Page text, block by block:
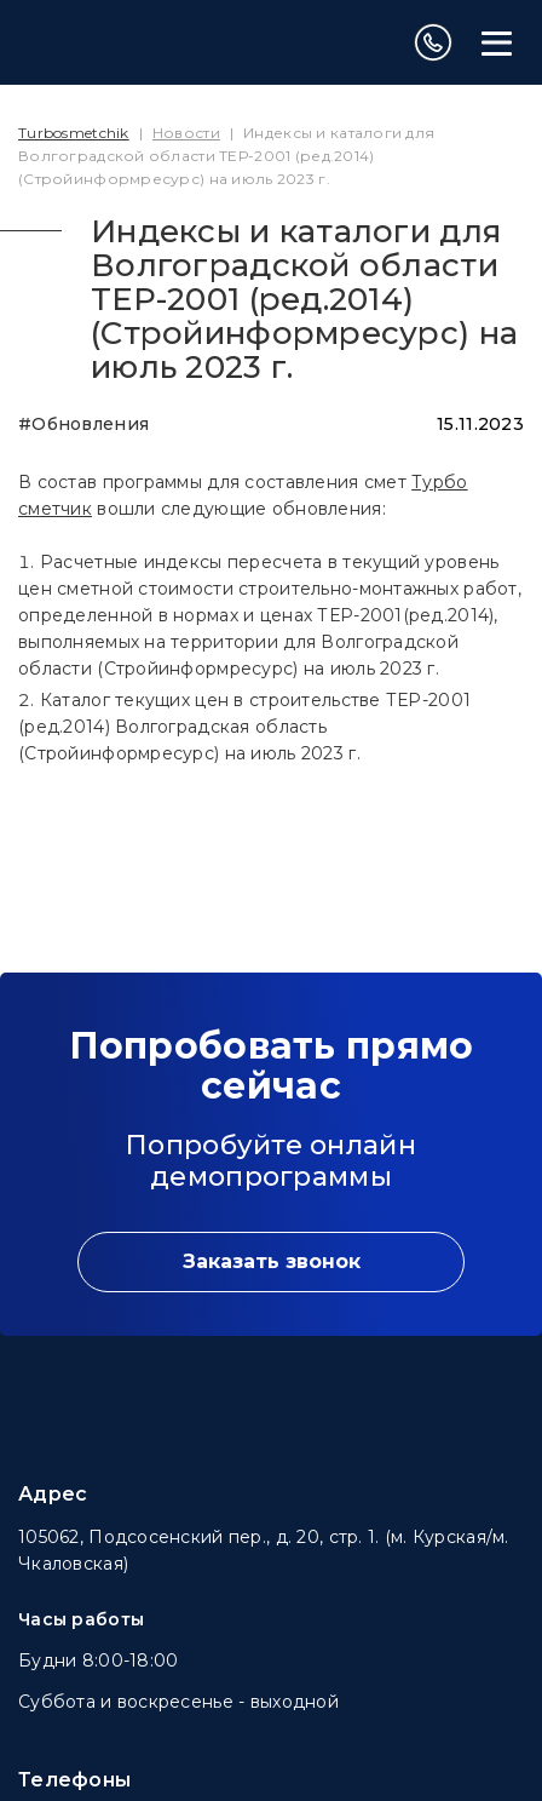
Turbosmetchik | Новости |
Индексы и каталоги для
Волгоградской области ТЕР-2001 (ред.2014)
(Стройинформресурс) на июль 2023 г.
Индексы и каталоги для
Волгоградской области
ТЕР-2001 (ред.2014)
(Стройинформресурс) на
июль 2023 г.
#Обновления 15.11.2023
В состав программы для составления сметТурбо
сметчиквошли следующие обновления:
Расчетные индексы пересчета в текущий уровень
цен сметной стоимости строительно-монтажных работ,
определенной в нормах и ценах ТЕР-2001(ред.2014),
выполняемых на территории для Волгоградской
области (Стройинформресурс) на июль 2023 г.
Каталог текущих цен в строительстве ТЕР-2001
(ред.2014) Волгоградская область
(Стройинформресурс) на июль 2023 г.
Попробовать прямо
сейчас
Попробуйте онлайн
демопрограммы
Заказать звонок
Адрес
105062, Подсосенский пер., д. 20, стр. 1. (м. Курская/м.
Чкаловская)
Часы работы
Будни 8:00-18:00
Суббота и воскресенье - выходной
Телефоны